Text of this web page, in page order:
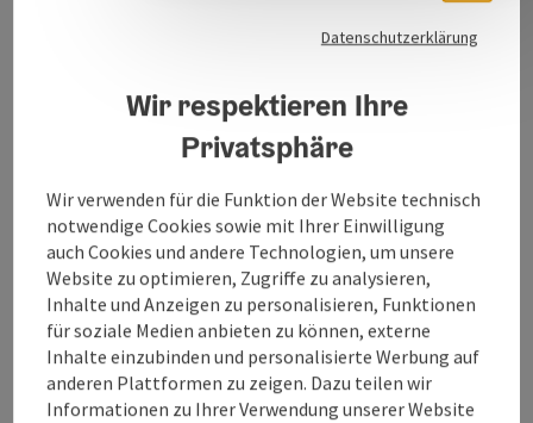
(Gemeinde Hochburg-Ach) hat man einen herrlichen
Blick auf die weltlängste Burg in Burghausen.
Ein Kinderspielplatz und Gymnastikgeräte für
Erwachsene sorgen für Abwechslung.
Kontakt
Datenschutzerklärung
Wir respektieren Ihre
Privatsphäre
Wir verwenden für die Funktion der Website technisch
notwendige Cookies sowie mit Ihrer Einwilligung
auch Cookies und andere Technologien, um unsere
Website zu optimieren, Zugriffe zu analysieren,
Inhalte und Anzeigen zu personalisieren, Funktionen
für soziale Medien anbieten zu können, externe
Inhalte einzubinden und personalisierte Werbung auf
anderen Plattformen zu zeigen. Dazu teilen wir
Informationen zu Ihrer Verwendung unserer Website